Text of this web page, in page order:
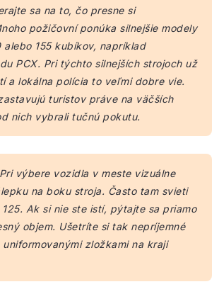
sa na to, čo presne si
požičovní ponúka silnejšie modely
alebo 155 kubíkov, napríklad
PCX. Pri týchto silnejších strojoch už
a lokálna polícia to veľmi dobre vie.
turistov práve na väčších
nich vybrali tučnú pokutu.
výbere vozidla v meste vizuálne
na boku stroja. Často tam svieti
125. Ak si nie ste istí, pýtajte sa priamo
objem. Ušetríte si tak nepríjemné
zložkami na kraji